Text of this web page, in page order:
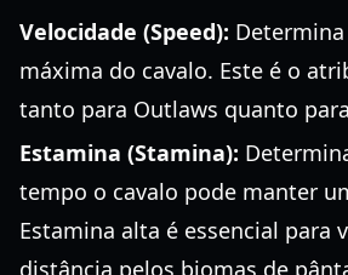
Velocidade (Speed):
máxima do cavalo. Este é o
tanto para Outlaws quanto
Estamina (Stamina):
tempo o cavalo pode manter
Estamina alta é essencial para
distância pelos biomas de